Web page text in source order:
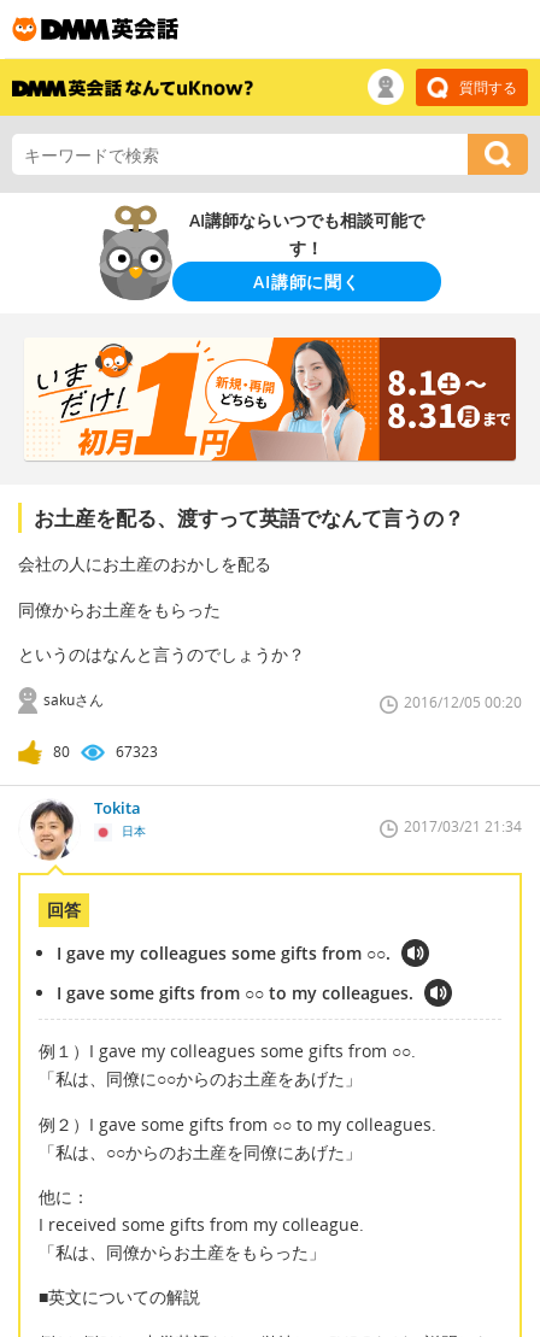
質問する
AI講師ならいつでも相談可能で
す！
AI講師に聞く
お土産を配る、渡すって英語でなんて言うの？
会社の人にお土産のおかしを配る
同僚からお土産をもらった
というのはなんと言うのでしょうか？
sakuさん 2016/12/05 00:20
80 67323
Tokita
日本 2017/03/21 21:34
回答
I gave my colleagues some gifts from ○○.
I gave some gifts from ○○ to my colleagues.
例１）I gave my colleagues some gifts from ○○.
「私は、同僚に○○からのお土産をあげた」
例２）I gave some gifts from ○○ to my colleagues.
「私は、○○からのお土産を同僚にあげた」
他に：
I received some gifts from my colleague.
「私は、同僚からお土産をもらった」
■英文についての解説